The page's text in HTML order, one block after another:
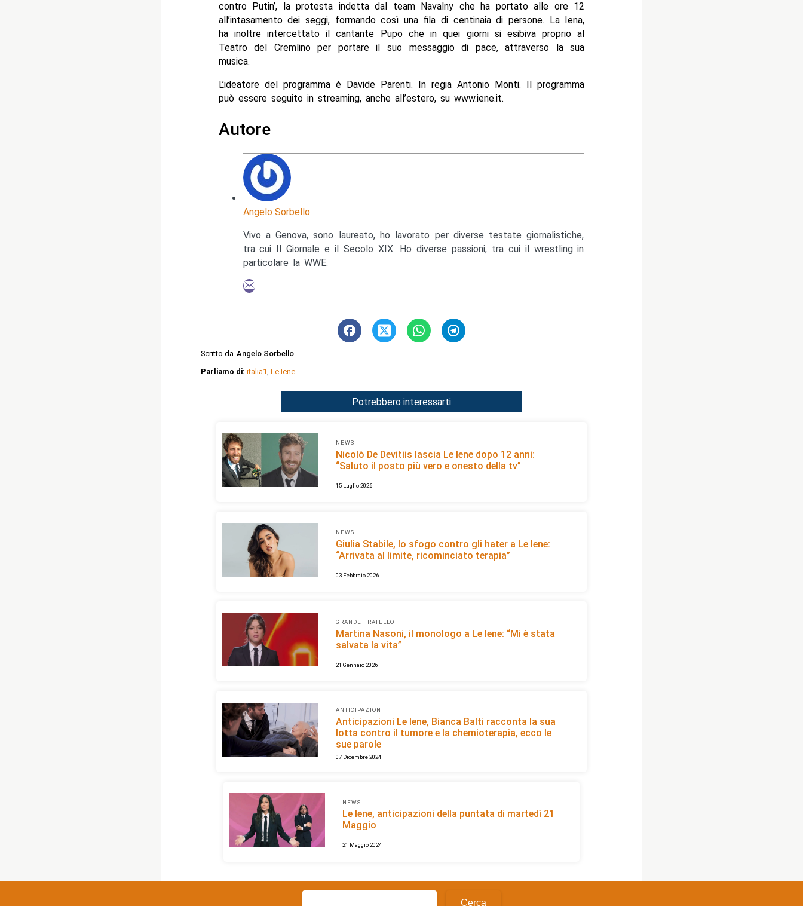
contro Putin’, la protesta indetta dal team Navalny che ha portato alle ore 12
all’intasamento dei seggi, formando così una fila di centinaia di persone. La Iena,
ha inoltre intercettato il cantante Pupo che in quei giorni si esibiva proprio al
Teatro del Cremlino per portare il suo messaggio di pace, attraverso la sua
musica.
L’ideatore del programma è Davide Parenti. In regia Antonio Monti. Il programma
può essere seguito in streaming, anche all’estero, su www.iene.it.
Autore
Angelo Sorbello
Vivo a Genova, sono laureato, ho lavorato per diverse testate giornalistiche,
tra cui Il Giornale e il Secolo XIX. Ho diverse passioni, tra cui il wrestling in
particolare la WWE.
Scritto da Angelo Sorbello
Parliamo di: italia1 Le Iene
Potrebbero interessarti
NEWS
Nicolò De Devitiis lascia Le Iene dopo 12 anni:
“Saluto il posto più vero e onesto della tv”
15 Luglio 2026
NEWS
Giulia Stabile, lo sfogo contro gli hater a Le Iene:
“Arrivata al limite, ricominciato terapia”
03 Febbraio 2026
GRANDE FRATELLO
Martina Nasoni, il monologo a Le Iene: “Mi è stata
salvata la vita”
21 Gennaio 2026
ANTICIPAZIONI
Anticipazioni Le Iene, Bianca Balti racconta la sua
lotta contro il tumore e la chemioterapia, ecco le
sue parole
07 Dicembre 2024
NEWS
Le Iene, anticipazioni della puntata di martedì 21
Maggio
21 Maggio 2024
Ricerca